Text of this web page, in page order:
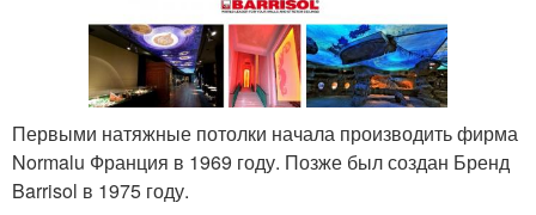
Первыми натяжные потолки начала производить фирма
Normalu Франция в 1969 году. Позже был создан Бренд
Barrisol в 1975 году.